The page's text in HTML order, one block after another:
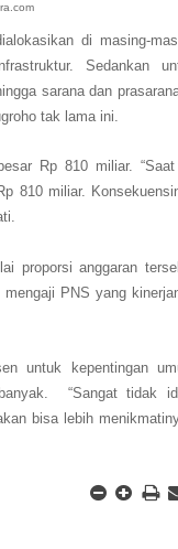
di masing-
Sedankan
sarana dan
tak lama ini.
Rp 810 miliar.
810 miliar.
proporsi anggaran
PNS yang
untuk kepentingan
“Sangat tidak
bisa lebih